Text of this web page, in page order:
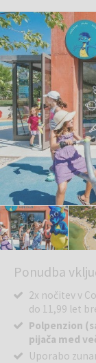
Ponudba
2x nočitev v
do 11,99 let
Polpenzion
pijača med
Uporabo